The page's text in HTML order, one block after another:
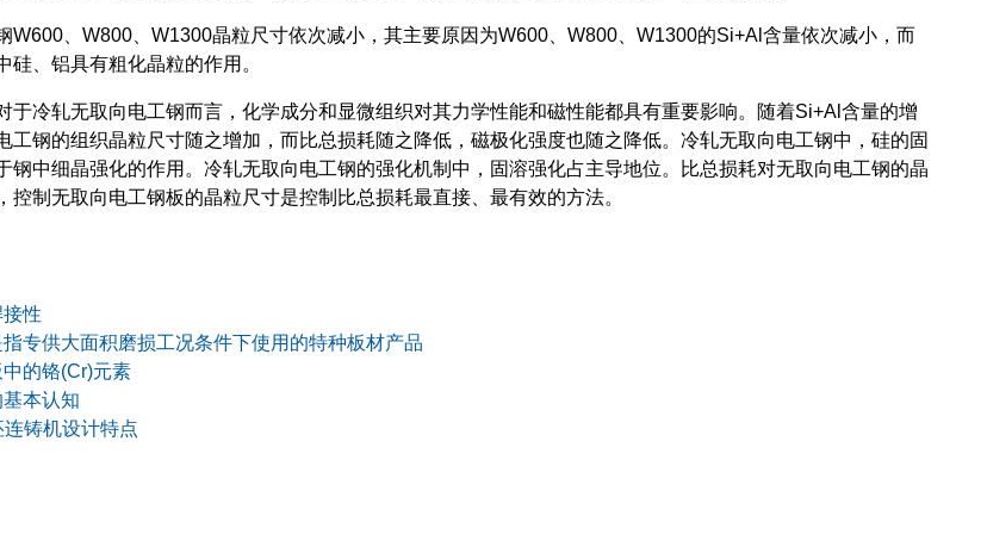
、W800、W1300晶粒尺寸依次减小，其主要原因为W600、W800、W1300的Si+Al含量依次减小，而
硅、铝具有粗化晶粒的作用。
冷轧无取向电工钢而言，化学成分和显微组织对其力学性能和磁性能都具有重要影响。随着Si+Al含量的增
工钢的组织晶粒尺寸随之增加，而比总损耗随之降低，磁极化强度也随之降低。冷轧无取向电工钢中，硅的固
钢中细晶强化的作用。冷轧无取向电工钢的强化机制中，固溶强化占主导地位。比总损耗对无取向电工钢的晶
控制无取向电工钢板的晶粒尺寸是控制比总损耗最直接、最有效的方法。
性
专供大面积磨损工况条件下使用的特种板材产品
的铬(Cr)元素
本认知
铸机设计特点